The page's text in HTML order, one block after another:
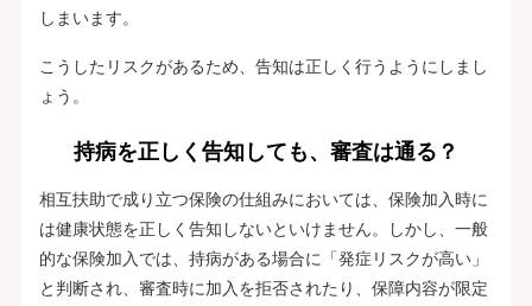
しまいます。
こうしたリスクがあるため、告知は正しく行うようにしまし
ょう。
持病を正しく告知しても、審査は通る？
相互扶助で成り立つ保険の仕組みにおいては、保険加入時に
は健康状態を正しく告知しないといけません。しかし、一般
的な保険加入では、持病がある場合に「発症リスクが高い」
と判断され、審査時に加入を拒否されたり、保障内容が限定